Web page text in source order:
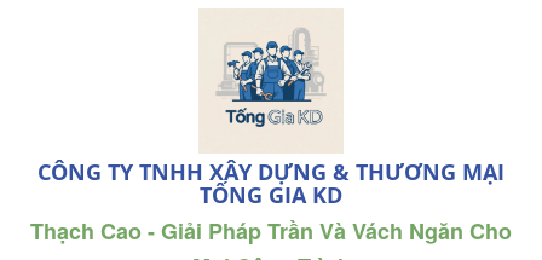
CÔNG TY TNHH XÂY DỰNG & THƯƠNG MẠI
TỐNG GIA KD
Thạch Cao - Giải Pháp Trần Và Vách Ngăn Cho